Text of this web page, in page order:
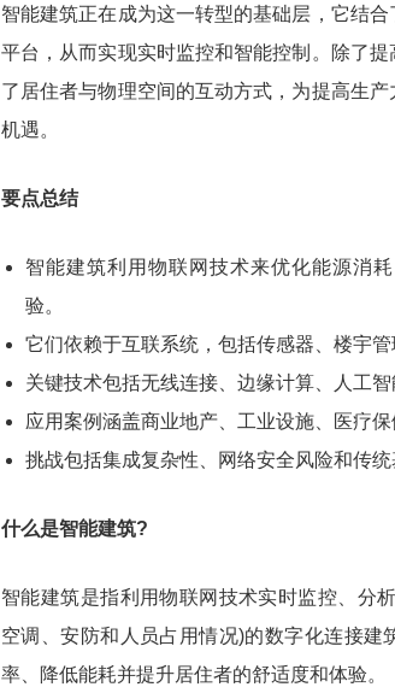
智能建筑正在成为这一转型的基础层，它结
平台，从而实现实时监控和智能控制。除了
了居住者与物理空间的互动方式，为提高生
机遇。
要点总结
智能建筑利用物联网技术来优化能源消
验。
它们依赖于互联系统，包括传感器、楼宇管
关键技术包括无线连接、边缘计算、人工
应用案例涵盖商业地产、工业设施、医疗保
挑战包括集成复杂性、网络安全风险和传统
什么是智能建筑?
智能建筑是指利用物联网技术实时监控、分
空调、安防和人员占用情况)的数字化连接建
率、降低能耗并提升居住者的舒适度和体验。